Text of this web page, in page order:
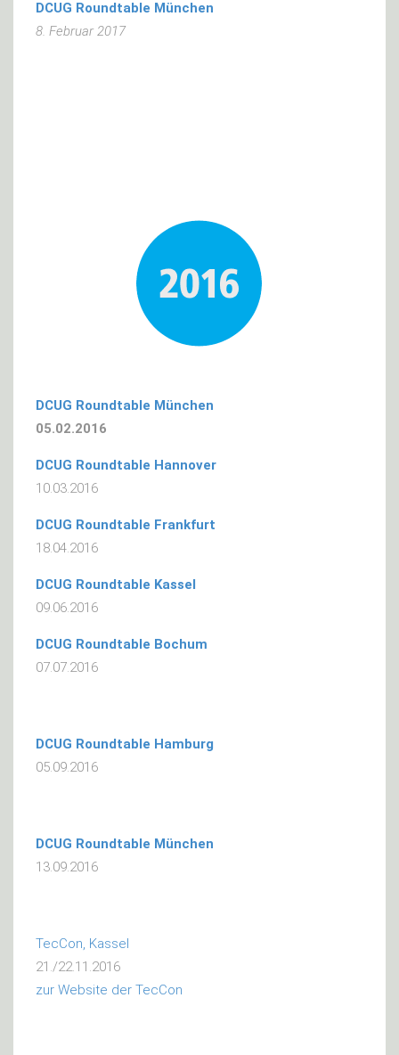
DCUG Roundtable München
8. Februar 2017
DCUG Roundtable München
05.02.2016
DCUG Roundtable Hannover
10.03.2016
DCUG Roundtable Frankfurt
18.04.2016
DCUG Roundtable Kassel
09.06.2016
DCUG Roundtable Bochum
07.07.2016
DCUG Roundtable Hamburg
05.09.2016
DCUG Roundtable München
13.09.2016
TecCon, Kassel
21./22.11.2016
zur Website der TecCon